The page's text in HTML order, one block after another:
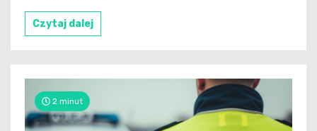
Czytaj dalej
2 minut